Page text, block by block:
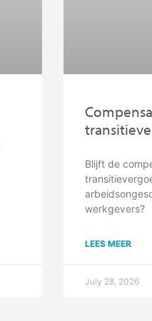
Blijft de
werkgevers?
LEES MEER
July 28, 2026